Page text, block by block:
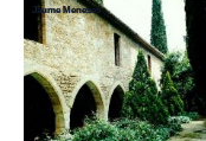
Jaume Meneses